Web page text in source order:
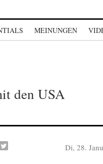
MEINUNGEN
den USA
Di, 28.